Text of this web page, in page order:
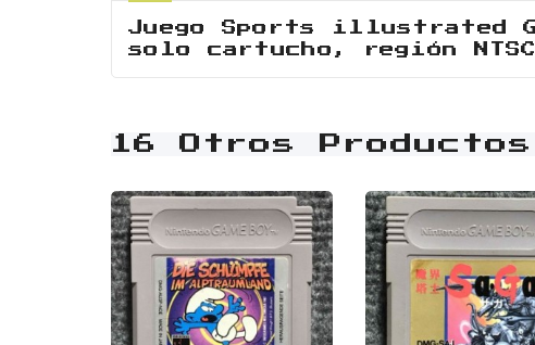
Juego Sports illustrated
solo cartucho, región
16 Otros